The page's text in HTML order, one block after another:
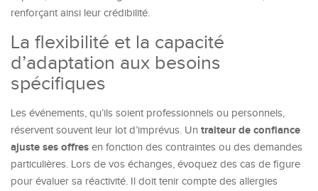
renforçant ainsi leur crédibilité.
La flexibilité et la capacité
d’adaptation aux besoins
spécifiques
Les événements, qu’ils soient professionnels ou personnels,
réservent souvent leur lot d’imprévus. Un traiteur de confiance
ajuste ses offres en fonction des contraintes ou des demandes
particulières. Lors de vos échanges, évoquez des cas de figure
pour évaluer sa réactivité. Il doit tenir compte des allergies